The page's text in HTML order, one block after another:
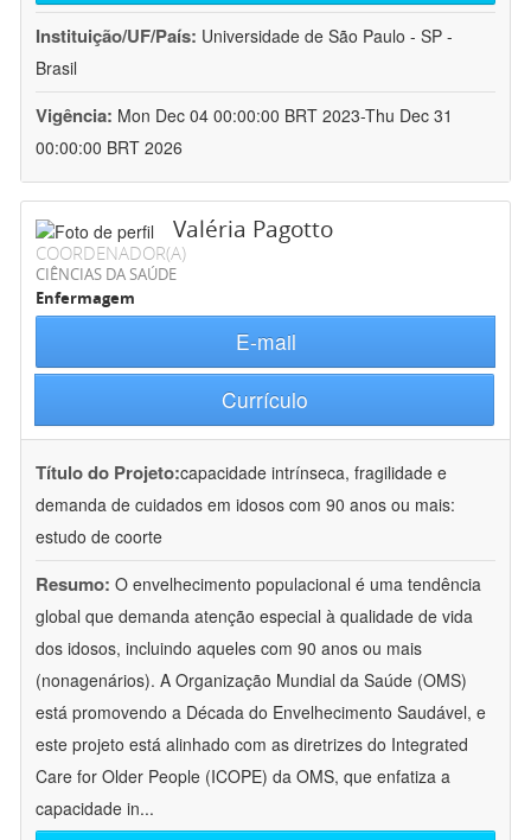
Instituição/UF/País: Universidade de São Paulo - SP -
Brasil
Vigência: Mon Dec 04 00:00:00 BRT 2023-Thu Dec 31
00:00:00 BRT 2026
Valéria Pagotto
COORDENADOR(A)
CIÊNCIAS DA SAÚDE
Enfermagem
E-mail
Currículo
Título do Projeto:capacidade intrínseca, fragilidade e
demanda de cuidados em idosos com 90 anos ou mais:
estudo de coorte
Resumo: O envelhecimento populacional é uma tendência
global que demanda atenção especial à qualidade de vida
dos idosos, incluindo aqueles com 90 anos ou mais
(nonagenários). A Organização Mundial da Saúde (OMS)
está promovendo a Década do Envelhecimento Saudável, e
este projeto está alinhado com as diretrizes do Integrated
Care for Older People (ICOPE) da OMS, que enfatiza a
capacidade in...